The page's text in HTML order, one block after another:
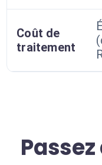
Coût de
traitement